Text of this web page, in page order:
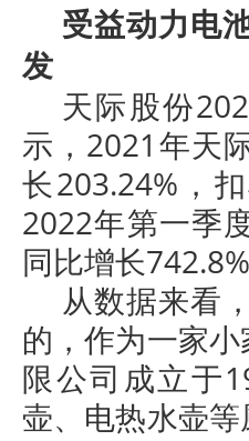
受益动力电
发
天际股份
示，2021年天
长203.24%，
2022年第一季
同比增长
从数据来看
的，作为一家
限公司成立于
壶、电热水壶